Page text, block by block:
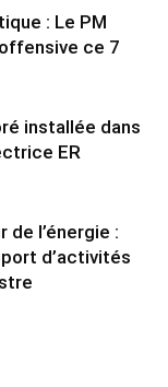
: Le PM
ce 7
installée dans
ER
de l’énergie :
d’activités